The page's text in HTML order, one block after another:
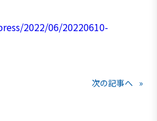
2022/06/20220610-
次の記事へ »